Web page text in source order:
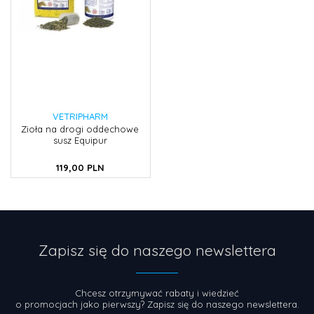
VETRIPHARM
Zioła na drogi oddechowe
susz Equipur
119,00 PLN
Zapisz się do naszego newslettera
Chcesz otrzymywać rabaty i wiedzieć
o promocjach jako pierwszy? Zapisz się do naszego newslettera.